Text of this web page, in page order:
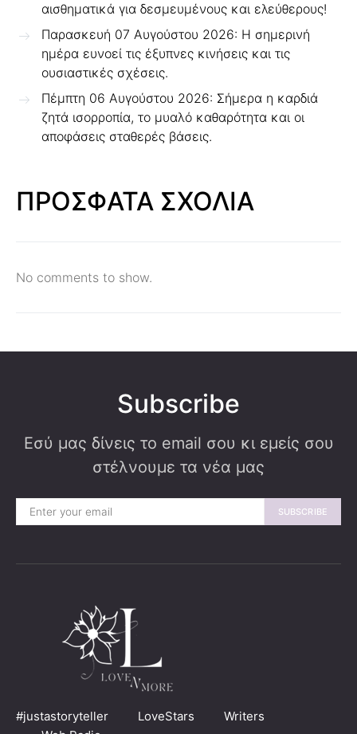
αισθηματικά για δεσμευμένους και ελεύθερους!
Παρασκευή 07 Αυγούστου 2026: Η σημερινή
ημέρα ευνοεί τις έξυπνες κινήσεις και τις
ουσιαστικές σχέσεις.
Πέμπτη 06 Αυγούστου 2026: Σήμερα η καρδιά
ζητά ισορροπία, το μυαλό καθαρότητα και οι
αποφάσεις σταθερές βάσεις.
ΠΡΟΣΦΑΤΑ ΣΧΟΛΙΑ
No comments to show.
Subscribe
Εσύ μας δίνεις το email σου κι εμείς σου
στέλνουμε τα νέα μας
SUBSCRIBE
#justastoryteller LoveStars
Writers